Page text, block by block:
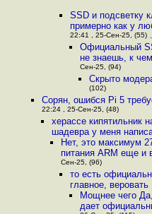
SSD и подсветку
примерно как у
22:41 , 25-Сен-25, (55)
Официальный
не знаешь, к
Сен-25, (94)
Скрыто
(102)
Сорян, ошибся Pi 5
22:24 , 25-Сен-25, (48)
херассе кипятильник
шадевра у меня
Нет, это максимум
питания ARM еще и
Сен-25, (96)
то есть
главное, веровать
Мощнее чего
дает